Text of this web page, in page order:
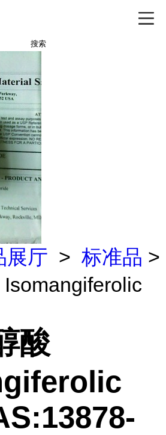
搜索
展厅 > 标准品 >
酸